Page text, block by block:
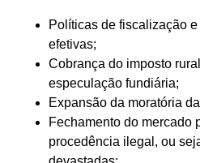
Políticas de fiscalização
efetivas;
Cobrança do imposto
especulação fundiária;
Expansão da moratória
Fechamento do mercado
procedência ilegal, ou